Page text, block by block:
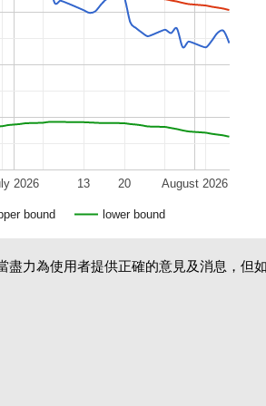
bound lower bound
2026 August 2026
13 20
力為使用者提供正確的意見及消息，但